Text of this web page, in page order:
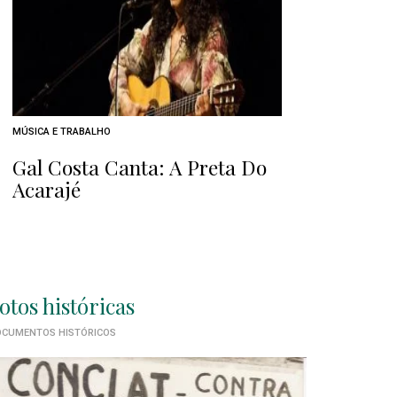
MÚSICA E TRABALHO
Gal Costa Canta: A Preta Do
Acarajé
históricas
HISTÓRICOS